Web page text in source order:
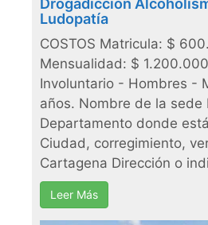
Drogadicción
Ludopatía
COSTOS Matricula: $
Mensualidad: $
Involuntario - Hombres -
años. Nombre de la sede
Departamento donde
Ciudad, corregimiento,
Cartagena Dirección o
Leer Más